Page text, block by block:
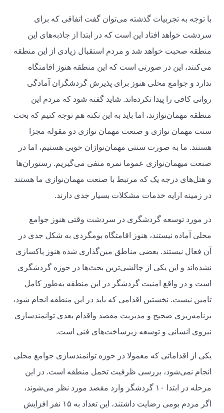
با توجه به تجربیات گذشته می‌توان گفت اتفاقی که برای
سردشت خواهد افتاد این است که در ابتدا از جاذبه‌های این
منطقه صحبت خواهد شد و مردم استقبال زیادی از این منطقه
می‌کنند، این در صورتی است که این منطقه هنوز اقامتگاه
ندارد و جوامع محلی هنوز برای پذیرش گردشگران آمادگی
روانی کافی را پیدا نکرده‌اند. شاید گفته شود که مردم این
منطقه مهمان‌نوازند، اما باید به این نکته هم توجه کنیم که بحث
سنت مهمان نوازی و صنعت مهمان نوازی دو مقوله مجزا
هستند. ما به صورت سنتی مهمان‌نوازان خوبی هستیم، اما در
صنعت میهمان‌نوازی عموما نمره منفی می‌گیریم. رستوران‌ها
و هتل‌های درجه یک که مرتبط با صنعت مهمان‌نوازی ما هستند
در زمینه ارایه خدمات مشکلات بسیار جدی دارند.
در مورد توسعه گردشگری در سردشت وقتی هنوز جوامع
محلی‌ آماده نیستند، هنوز اقامتگاه بومگردی به شکل جدی در
آن فعال نیستند. بعضی مناطق مین‌گذاری شده هنوز پاکسازی
نشده‌اند و این یکی از چالشی‌ترین بحث‌ها در حوزه گردشگری
است و در واقع امنیت گردشگر در این منطقه به‌طور کامل
تامین نیست. نخستین اقدامی که باید در این منطقه انجام شود،
برنامه‌ریزی صحیح و مدیریت مقصد واقدام بعدی توانمند‌سازی
نیروی انسانی و توسعه زیرساخت‌های فنی است.
یکی از اقداماتی که معمولا در حوزه توانمند‌سازی جوامع محلی
انجام نمی‌شود، بررسی ظرفیت تحمل منطقه است. در این
مرحله در ابتدا ١٠ گردشگر وارد مقصد مورد نظر می‌شوند،
اگر مردم بومی رضایت داشتند، این تعداد به ١۵ نفر افزایش